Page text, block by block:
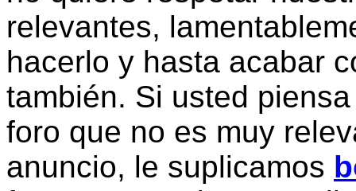
relevantes,
hacerlo y hasta acabar
también. Si usted
foro que no es muy
anuncio, le suplicamos